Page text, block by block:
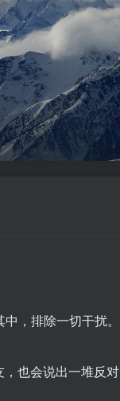
，排除一切干扰
也会说出一堆反